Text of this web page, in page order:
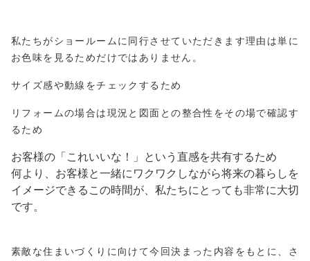
私たちがショールームに同行させていただきます理由は単に
お色味を見るためだけではありません。
サイズ感や動線をチェックするため
リフォームの場合は現況と図面との整合性をその場で確認す
るため
お客様の「これいいな！」という直感を共有するため
何より、お客様と一緒にワクワクしながら将来の暮らしを
イメージできるこの時間が、私たちにとっても非常に大切
です。
素敵な住まいづくりに向けて今回決まった内容をもとに、さ